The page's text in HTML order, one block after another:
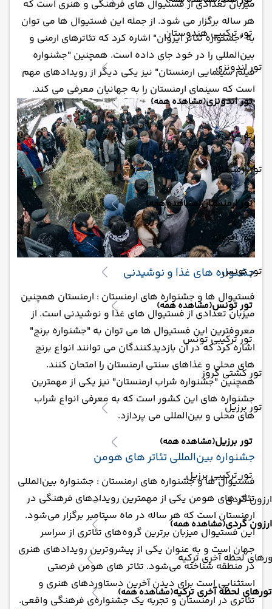
تور ترکیبی هندوستان
تور اندونزی
تور اندونزی(مشاهده همه)
تور بالی
تور ارمنستان
تور ارمنستان(مشاهده همه)
تور ایروان
تور تونس
تور تونس(مشاهده همه)
تور ترکیبی تونس
تور کشتی کروز
تور برزیل
تور برزیل(مشاهده همه)
تور ترکیبی برزیل
ارزون گردی
ارزون گردی(مشاهده همه)
لحظه آخری ترکیه
تورهای لحظه آخری ترکیه(مشاهده همه)
میزبان تعدادی از فستیوال های فرهنگی و هنری است که
هر ساله برگزار می شود. از جمله این فستیوال ها می توان
به "جشنواره تئاتر ایروان" اشاره کرد که تئاترهای ارمنی و
بین‌المللی را در خود جای داده است. همچنین "جشنواره
فیلم سینمایی ارمنستان" نیز یکی دیگر از رویدادهای مهم
است که سینمای ارمنستان را به جهانیان معرفی می کند.
جشنواره های غذا و نوشیدنی
فستیوال ها و جشنواره های ارمنستان : ارمنستان همچنین
میزبان تعدادی از فستیوال های غذا و نوشیدنی است. از
معروفترین این فستیوال ها می توان به "جشنواره برنج"
اشاره کرد که در آن بازدیدکنندگان می توانند انواع برنج
های محلی و غذاهای سنتی ارمنستان را امتحان کنند.
همچنین "جشنواره شراب ارمنستان" نیز یکی از مهمترین
جشنواره های این کشور است که به معرفی انواع شراب
های محلی و بین‌المللی می پردازد.
جشنواره بین‌المللی تئاتر های هو‌من
فستیوال ها و جشنواره های ارمنستان : جشنواره بین‌المللی
تئاتر های هو‌من یکی از مهمترین رویدادهای فرهنگی در
ارمنستان است که هر ساله در ماه سپتامبر برگزار می‌شود.
این فستیوال میزبان برترین گروه‌های تئاتری از سراسر
جهان است و به عنوان یکی از پیشروترین رویدادهای هنری
در منطقه شناخته می‌شود. تئاتر های هو‌من فرصتی
استثنایی است برای دیدن آخرین دستاوردهای هنری و
تئاتری در ارمنستان و تجربه یک جشنواره‌ی فرهنگی واقعی.